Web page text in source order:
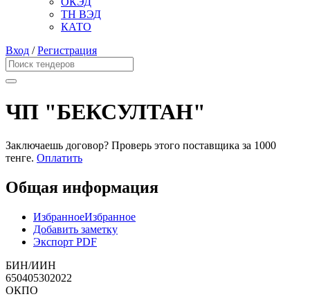
ТН ВЭД
КАТО
Вход /Регистрация
ЧП "БЕКСУЛТАН"
Заключаешь договор? Проверь этого поставщика за 1000
тенге. Оплатить
Общая информация
ИзбранноеИзбранное
Добавить заметку
Экспорт PDF
БИН/ИИН
650405302022
ОКПО